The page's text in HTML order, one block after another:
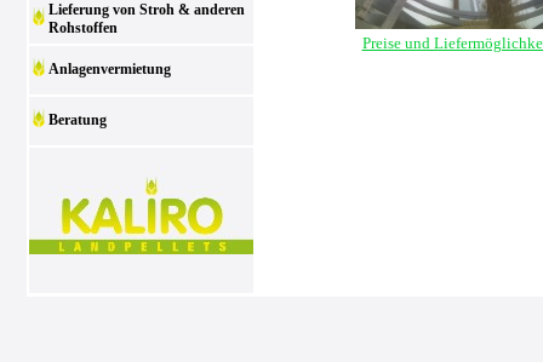
Lieferung von Stroh & anderen
Rohstoffen
Anlagenvermietung
Beratung
Preise und